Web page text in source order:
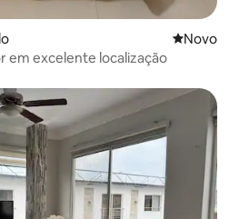
Novo
Novo
em excelente localização